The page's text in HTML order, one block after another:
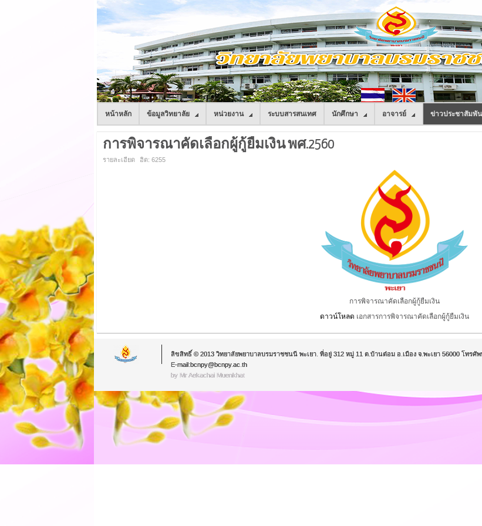
หน้าหลัก ข้อมูลวิทยาลัย หน่วยงาน ระบบสารสนเทศ นักศึกษา อาจารย์ ข่าวประชาสัมพั
การพิจารณาคัดเลือกผู้กู้ยืมเงิน พศ.2560
รายละเอียด ฮิต: 6255
การพิจารณาคัดเลือกผู้กู้ยืมเงิน
ดาวน์โหลด เอกสารการพิจารณาคัดเลือกผู้กู้ยืมเงิน
ลิขสิทธิ์ © 2013 วิทยาลัยพยาบาลบรมราชชนนี พะเยา. ที่อยู่ 312 หมู่ 11 ต.บ้านต๋อม อ.เมือง จ.พะเยา 56000 โทรศัพ
E-mail:bcnpy@bcnpy.ac.th
by Mr.Aekachai Muenkhat